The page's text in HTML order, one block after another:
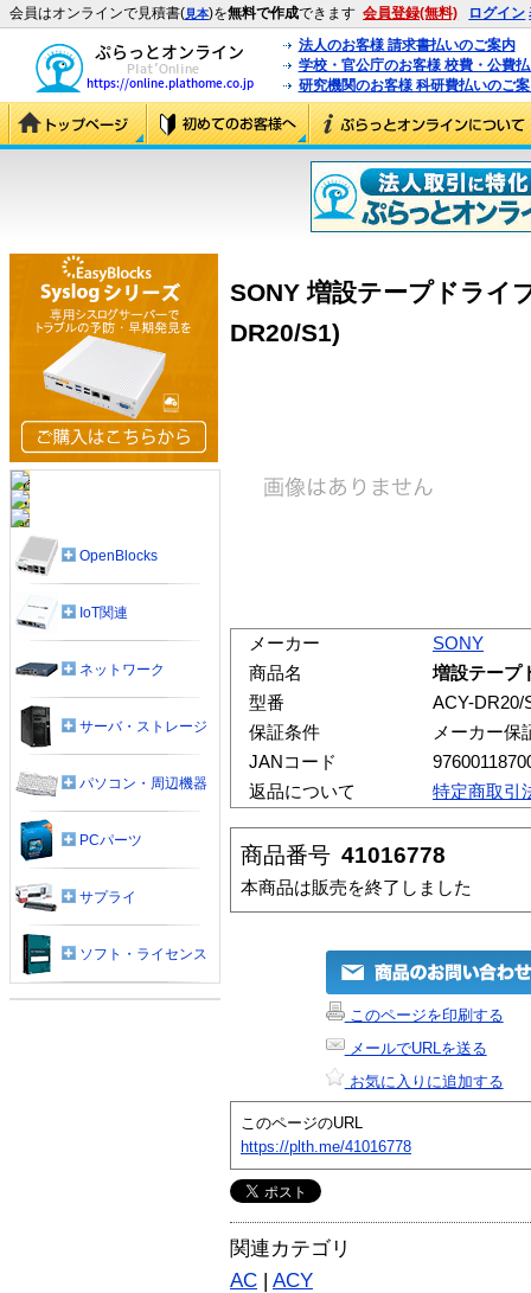
会員はオンラインで見積書(見本)を無料で作成できます 会員登録(無料) ログイン
法人のお客様 請求書払いのご案内
学校・官公庁のお客様 校費・公費
研究機関のお客様 科研費払いのご
SONY 増設テープドライ
DR20/S1)
メーカー
SONY
商品名
増設テープ
型番
ACY-DR20/
保証条件
メーカー保
JANコード
返品について
特定商取引
商品番号 41016778
本商品は販売を終了しました
このページを印刷する
メールでURLを送る
お気に入りに追加する
このページのURL
https://plth.me/41016778
関連カテゴリ
AC | ACY
OpenBlocks
IoT関連
ネットワーク
サーバ・ストレージ
パソコン・周辺機器
PCパーツ
サプライ
ソフト・ライセンス